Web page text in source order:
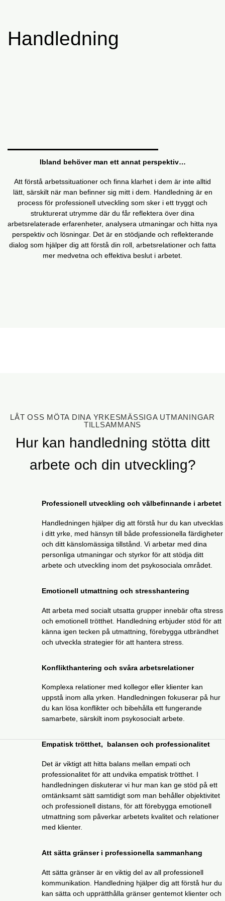
Handledning
Ibland behöver man ett annat perspektiv…
Att förstå arbetssituationer och finna klarhet i dem är inte alltid
lätt, särskilt när man befinner sig mitt i dem. Handledning är en
process för professionell utveckling som sker i ett tryggt och
strukturerat utrymme där du får reflektera över dina
arbetsrelaterade erfarenheter, analysera utmaningar och hitta nya
perspektiv och lösningar. Det är en stödjande och reflekterande
dialog som hjälper dig att förstå din roll, arbetsrelationer och fatta
mer medvetna och effektiva beslut i arbetet.
LÅT OSS MÖTA DINA YRKESMÄSSIGA UTMANINGAR
TILLSAMMANS
Hur kan handledning stötta ditt
arbete och din utveckling?
Professionell utveckling och välbefinnande i arbetet
Handledningen hjälper dig att förstå hur du kan utvecklas
i ditt yrke, med hänsyn till både professionella färdigheter
och ditt känslomässiga tillstånd. Vi arbetar med dina
personliga utmaningar och styrkor för att stödja ditt
arbete och utveckling inom det psykosociala området.
Emotionell utmattning och stresshantering
Att arbeta med socialt utsatta grupper innebär ofta stress
och emotionell trötthet. Handledning erbjuder stöd för att
känna igen tecken på utmattning, förebygga utbrändhet
och utveckla strategier för att hantera stress.
Konflikthantering och svåra arbetsrelationer
Komplexa relationer med kollegor eller klienter kan
uppstå inom alla yrken. Handledningen fokuserar på hur
du kan lösa konflikter och bibehålla ett fungerande
samarbete, särskilt inom psykosocialt arbete.
Empatisk trötthet, balansen och professionalitet
Det är viktigt att hitta balans mellan empati och
professionalitet för att undvika empatisk trötthet. I
handledningen diskuterar vi hur man kan ge stöd på ett
omtänksamt sätt samtidigt som man behåller objektivitet
och professionell distans, för att förebygga emotionell
utmattning som påverkar arbetets kvalitet och relationer
med klienter.
Att sätta gränser i professionella sammanhang
Att sätta gränser är en viktig del av all professionell
kommunikation. Handledning hjälper dig att förstå hur du
kan sätta och upprätthålla gränser gentemot klienter och